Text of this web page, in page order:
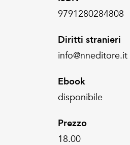
9791280284808
Diritti stranieri
info@nneditore.it
Ebook
disponibile
Prezzo
18.00